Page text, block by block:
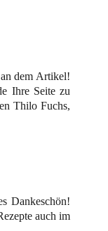
dem Artikel!
Ihre Seite zu
Thilo Fuchs,
Dankeschön!
auch im